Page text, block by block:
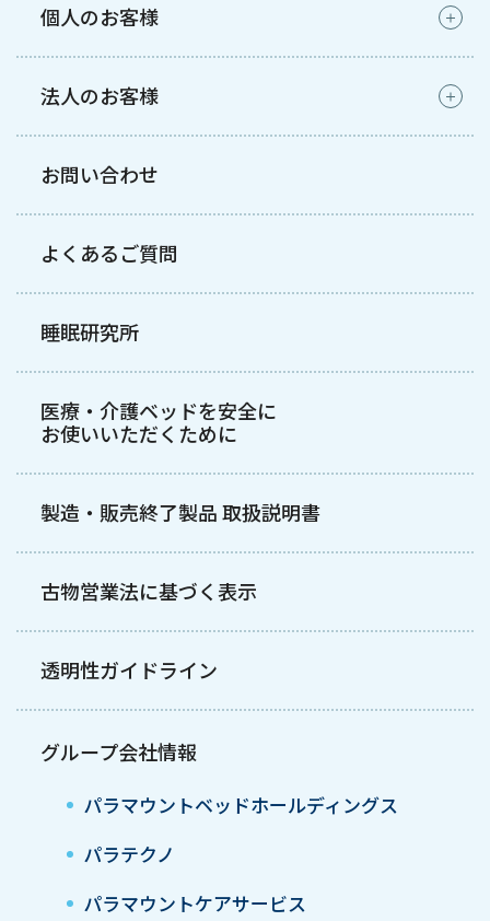
個人のお客様
法人のお客様
お問い合わせ
よくあるご質問
睡眠研究所
医療・介護ベッドを安全に
お使いいただくために
製造・販売終了製品 取扱説明書
古物営業法に基づく表示
透明性ガイドライン
グループ会社情報
パラマウントベッドホールディングス
パラテクノ
パラマウントケアサービス